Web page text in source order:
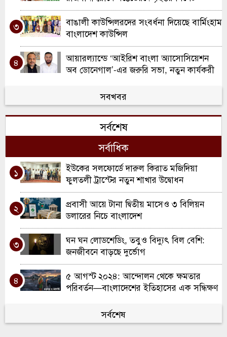
সমিতির যাত্রা
৩
বাঙালী কাউন্সিলরদের সংবর্ধনা দিয়েছে বার্মিংহাম
বাংলাদেশ কাউন্সিল
৪
আয়ারল্যান্ডে ‘আইরিশ বাংলা অ্যাসোসিয়েশন
অব ডোনেগাল’-এর জরুরি সভা, নতুন কার্যকরী
ওয়ালসলে কিরণ বালতির উদ্যোগে কাউন্সিলর
দিলু মিয়াকে সংবর্ধনা
৬
রচডেল আনজুমানে আল ইসলাহ’র বার্ষিক
সাধারণ সভা ও নির্বাচন
৭
স্কুল ইন্সপেকশনে অসাধারণ স্বীকৃতি ; দারুল
হাদিস লতিফিয়ার ঐতিহাসিক সাফল্য উদযাপন
৮
স্পোর্টস টু ওয়ার্ক প্রেসেন্ট ইউ বি এ স্যাটেলাইট
ব্যাডমিন্টন টুর্নামেন্ট অনুষ্ঠিত
৯
ওয়ালসালে ন্যাশনাল ডাবল ক্যারম
টুর্নামেন্ট-২০২৬
১০
ইউনাইটেড ব্যাডমমিন্ট ক্লাব বার্মিংহামের দ্বৈত
ব্যাডমিন্টন প্রতিযোগিতা
সবখবর
সর্বশেষ
সর্বাধিক
১
ইউকের সলফোর্ডে দারুল কিরাত মজিদিয়া
ফুলতলী ট্রাস্টের নতুন শাখার উদ্বোধন
২
প্রবাসী আয়ে টানা দ্বিতীয় মাসেও ৩ বিলিয়ন
ডলারের নিচে বাংলাদেশ
৩
ঘন ঘন লোডশেডিং, তবুও বিদ্যুৎ বিল বেশি:
জনজীবনে বাড়ছে দুর্ভোগ
৪
৫ আগস্ট ২০২৪: আন্দোলন থেকে ক্ষমতার
পরিবর্তন—বাংলাদেশের ইতিহাসের এক সন্ধিক্ষণ
হবিগঞ্জে জুলাই গণঅভ্যুত্থান উপলক্ষে শিশুদের
চিত্র প্রদর্শনী
সর্বশেষ